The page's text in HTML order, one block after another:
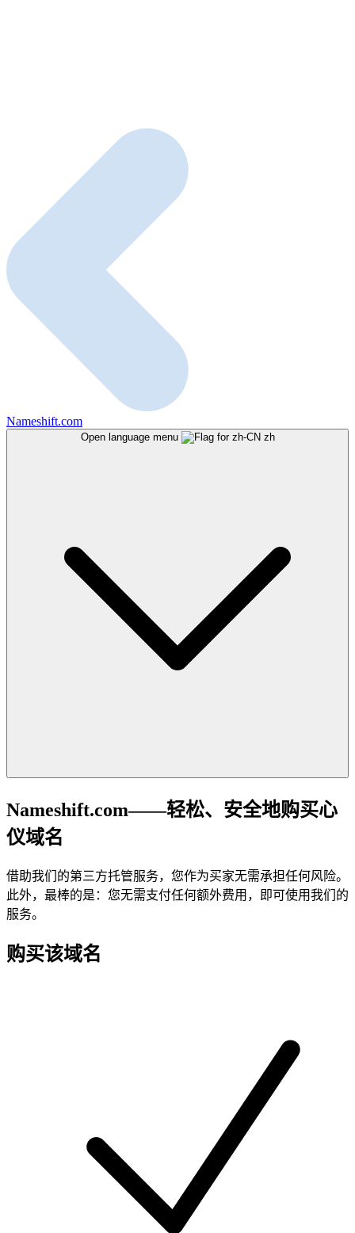
Nameshift.com
Open language menu zh
Nameshift.com——轻松、安全地购买心
仪域名
借助我们的第三方托管服务，您作为买家无需承担任何风险。
此外，最棒的是：您无需支付任何额外费用，即可使用我们的
服务。
购买该域名